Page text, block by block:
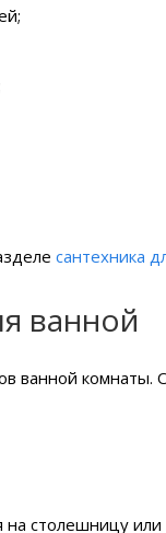
сантехника
ванной
ванной
столешницу